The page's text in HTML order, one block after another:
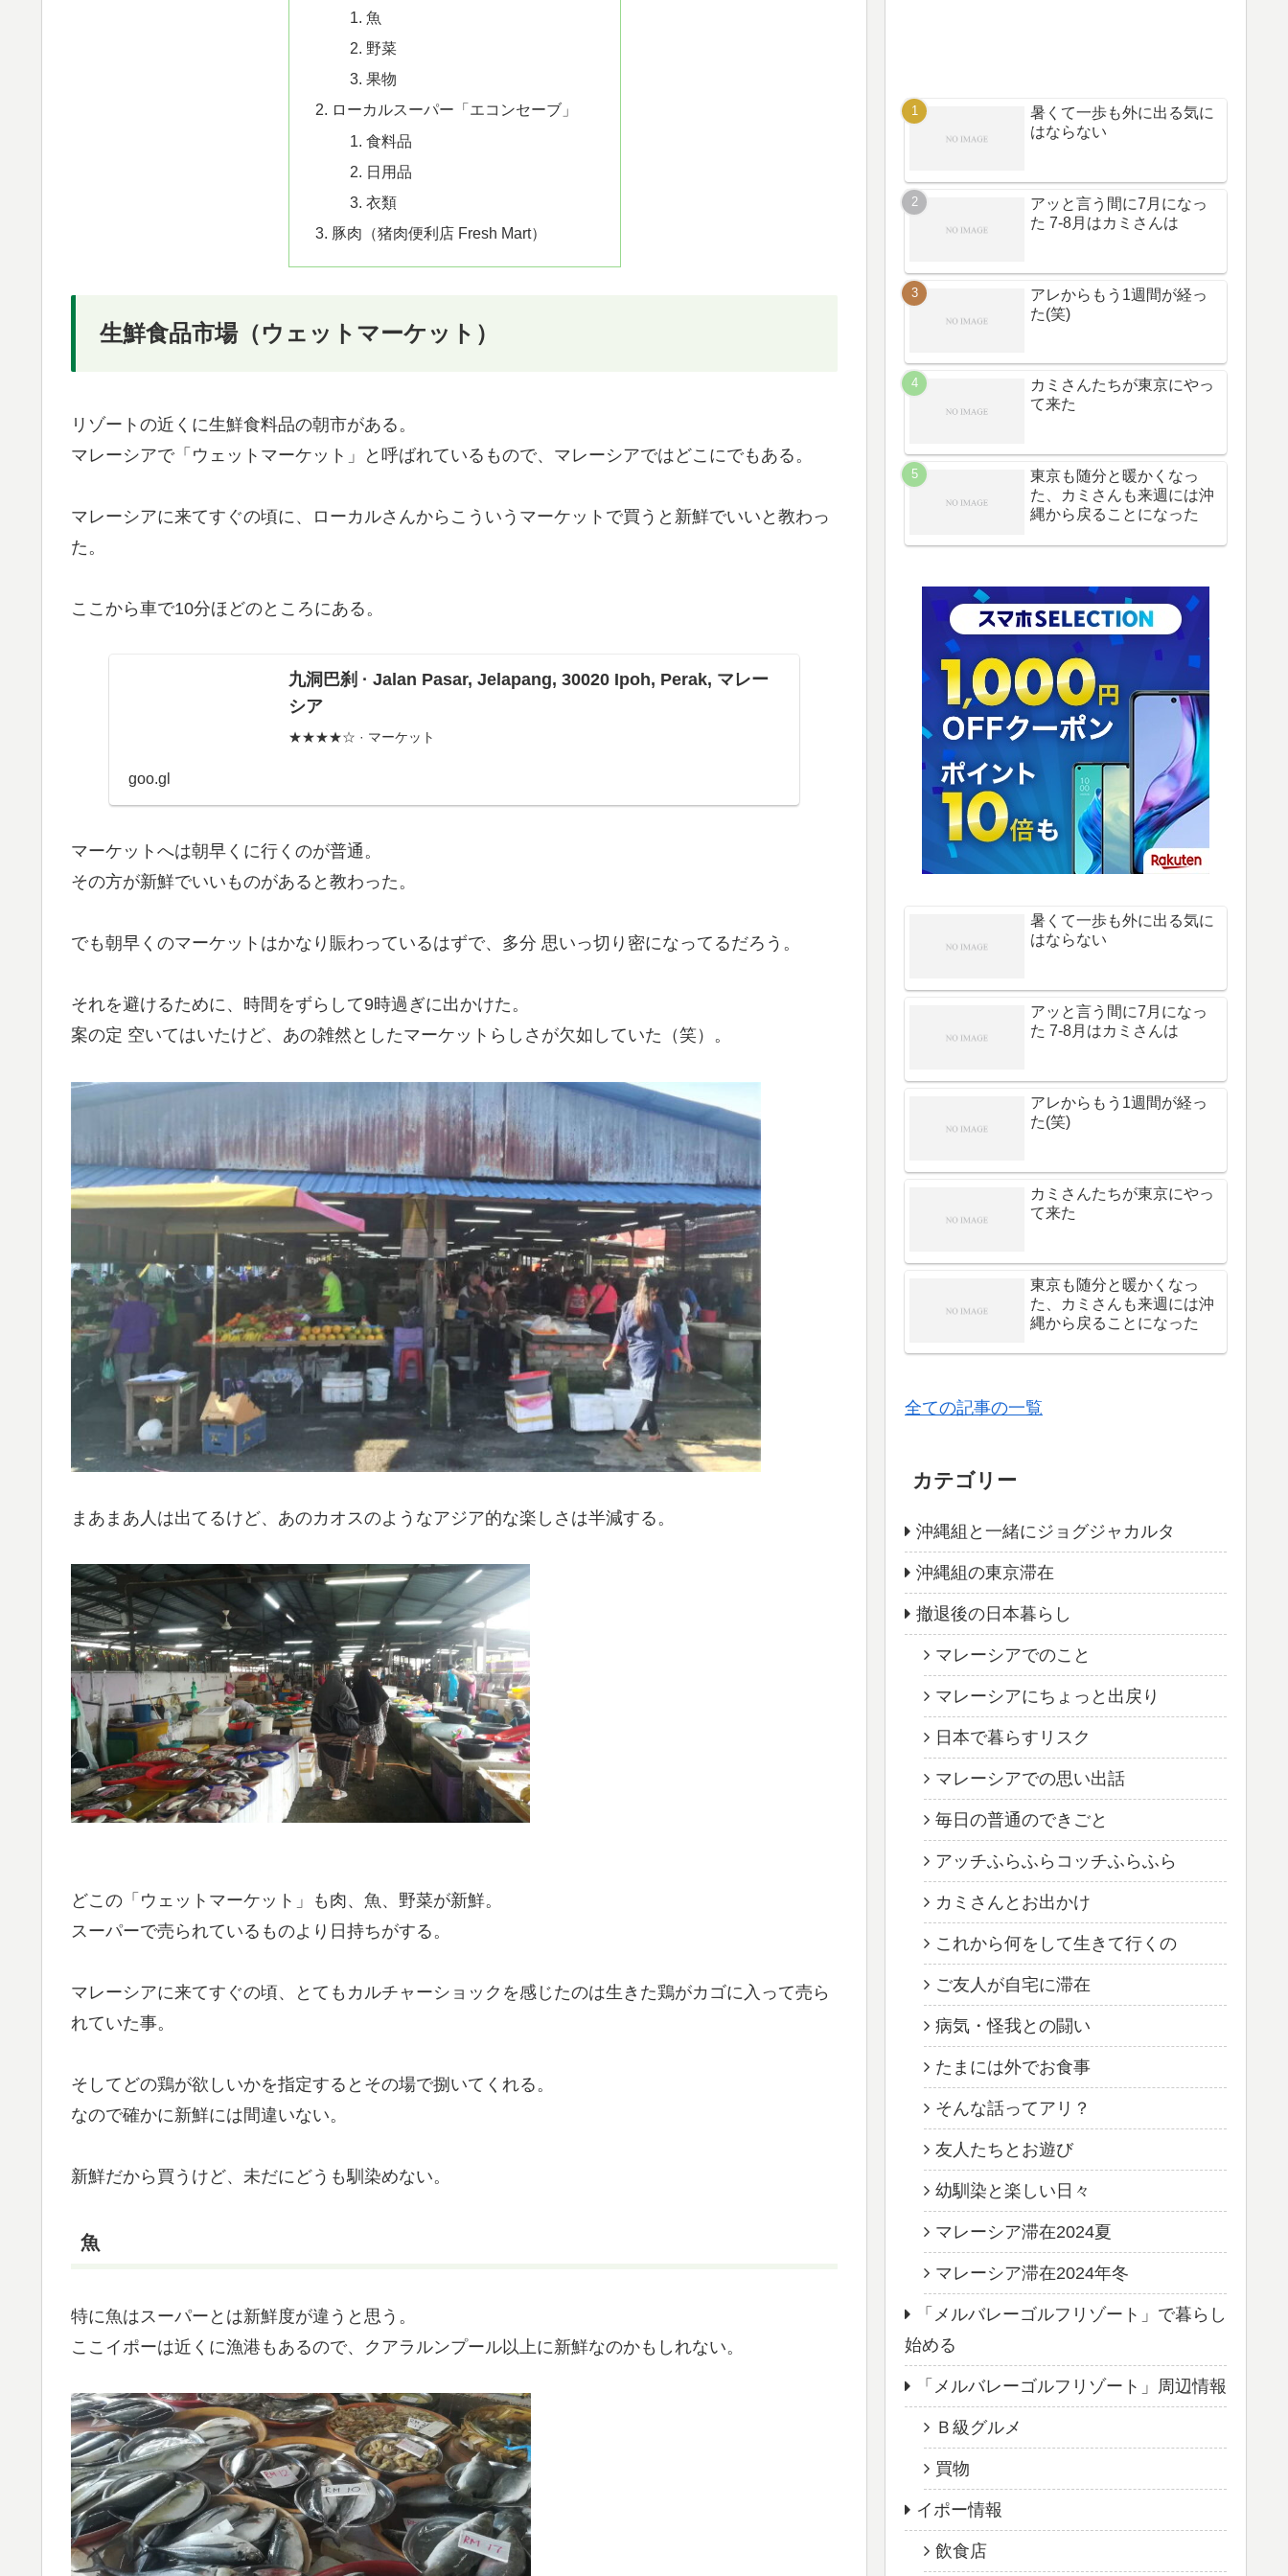
魚
野菜
果物
ローカルスーパー「エコンセーブ」
食料品
日用品
衣類
豚肉（猪肉便利店 Fresh Mart）
生鮮食品市場（ウェットマーケット）
リゾートの近くに生鮮食料品の朝市がある。
マレーシアで「ウェットマーケット」と呼ばれているもので、マレーシアではどこにでもある。
マレーシアに来てすぐの頃に、ローカルさんからこういうマーケットで買うと新鮮でいいと教わっ
た。
ここから車で10分ほどのところにある。
九洞巴刹 · Jalan Pasar, Jelapang, 30020 Ipoh, Perak, マレー
シア
★★★★☆ · マーケット
goo.gl
マーケットへは朝早くに行くのが普通。
その方が新鮮でいいものがあると教わった。
でも朝早くのマーケットはかなり賑わっているはずで、多分 思いっ切り密になってるだろう。
それを避けるために、時間をずらして9時過ぎに出かけた。
案の定 空いてはいたけど、あの雑然としたマーケットらしさが欠如していた（笑）。
まあまあ人は出てるけど、あのカオスのようなアジア的な楽しさは半減する。
どこの「ウェットマーケット」も肉、魚、野菜が新鮮。
スーパーで売られているものより日持ちがする。
マレーシアに来てすぐの頃、とてもカルチャーショックを感じたのは生きた鶏がカゴに入って売ら
れていた事。
そしてどの鶏が欲しいかを指定するとその場で捌いてくれる。
なので確かに新鮮には間違いない。
新鮮だから買うけど、未だにどうも馴染めない。
魚
特に魚はスーパーとは新鮮度が違うと思う。
ここイポーは近くに漁港もあるので、クアラルンプール以上に新鮮なのかもしれない。
暑くて一歩も外に出る気に
はならない
アッと言う間に7月になっ
た 7-8月はカミさんは
アレからもう1週間が経っ
た(笑)
カミさんたちが東京にやっ
て来た
東京も随分と暖かくなっ
た、カミさんも来週には沖
縄から戻ることになった
暑くて一歩も外に出る気に
はならない
アッと言う間に7月になっ
た 7-8月はカミさんは
アレからもう1週間が経っ
た(笑)
カミさんたちが東京にやっ
て来た
東京も随分と暖かくなっ
た、カミさんも来週には沖
縄から戻ることになった
全ての記事の一覧
カテゴリー
沖縄組と一緒にジョグジャカルタ
沖縄組の東京滞在
撤退後の日本暮らし
マレーシアでのこと
マレーシアにちょっと出戻り
日本で暮らすリスク
マレーシアでの思い出話
毎日の普通のできごと
アッチふらふらコッチふらふら
カミさんとお出かけ
これから何をして生きて行くの
ご友人が自宅に滞在
病気・怪我との闘い
たまには外でお食事
そんな話ってアリ？
友人たちとお遊び
幼馴染と楽しい日々
マレーシア滞在2024夏
マレーシア滞在2024年冬
「メルバレーゴルフリゾート」で暮らし
始める
「メルバレーゴルフリゾート」周辺情報
Ｂ級グルメ
買物
イポー情報
飲食店